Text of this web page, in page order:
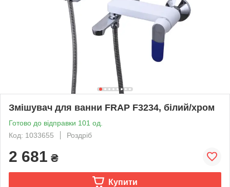
Змішувач для ванни FRAP F3234, білий/хром
Готово до відправки 101 од.
Код: 1033655
Роздріб
2 681 ₴
Купити